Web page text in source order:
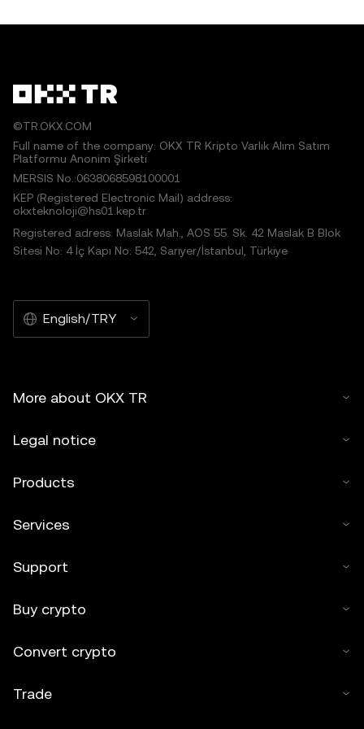
©TR.OKX.COM
Full name of the company: OKX TR Kripto Varlık Alım Satım
Platformu Anonim Şirketi
MERSIS No.:0638068598100001
KEP (Registered Electronic Mail) address:
okxteknoloji@hs01.kep.tr
Registered adress: Maslak Mah., AOS 55. Sk. 42 Maslak B Blok
Sitesi No: 4 İç Kapı No: 542, Sarıyer/İstanbul, Türkiye
English/TRY
More about OKX TR
Legal notice
Products
Services
Support
Buy crypto
Convert crypto
Trade